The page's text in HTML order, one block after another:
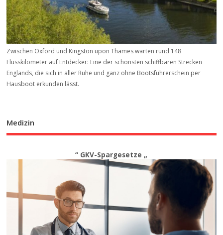
Zwischen Oxford und Kingston upon Thames warten rund 148
Flusskilometer auf Entdecker: Eine der schönsten schiffbaren Strecken
Englands, die sich in aller Ruhe und ganz ohne Bootsführerschein per
Hausboot erkunden lässt.
Medizin
“ GKV-Spargesetze „